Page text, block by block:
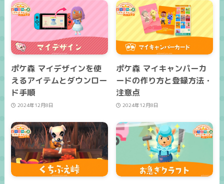
ポケ森 マイデザインを使
えるアイテムとダウンロー
ド手順
2024年12月8日
ポケ森 マイキャンパーカ
ードの作り方と登録方法・
注意点
2024年12月8日